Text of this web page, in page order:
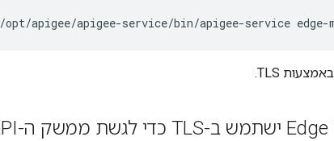
/opt/apigee/apigee-service/bin/apigee-service edge-